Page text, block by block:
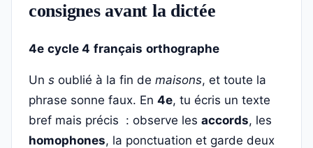
consignes avant la dictée
4e cycle 4 français orthographe
Un s oublié à la fin de maisons, et toute la
phrase sonne faux. En 4e, tu écris un texte
bref mais précis : observe les accords, les
homophones, la ponctuation et garde deux